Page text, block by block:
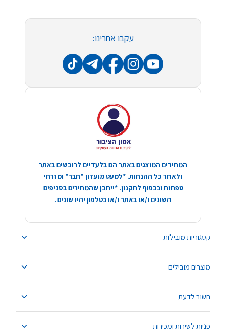
קטגוריות מובילות
מוצרים מובילים
חשוב לדעת
פניות לשירות ומכירות
עקבו אחרינו:
המחירים המוצגים באתר הם בלעדיים לרוכשים באתר
ולאחר כל ההנחות. *למעט מועדון "חבר" ומזרחי
טפחות ובכפוף לתקנון. *ייתכן שהמחירים בסניפים
השונים ו/או באתר ו/או בטלפון יהיו שונים.